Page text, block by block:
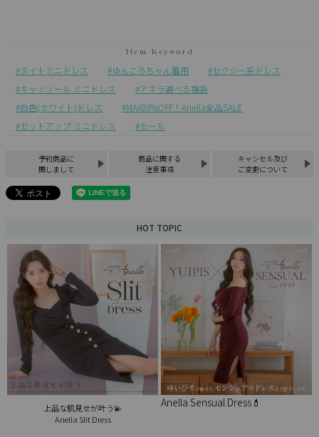
タイトミニドレス ゆんころちゃん着用
セクシー系ドレス
キャミソール ミニドレス
アネラ選べる福袋
白色(ホワイト)ドレス
MAX80%OFF！Anella全品SALE
セットアップ ミニドレス
セール
予約商品に
関しまして
商品に関する
注意事項
キャンセル及び
ご変更について
HOT TOPIC
上品な肌見せが叶う💫
Anella Slit Dress
Anella Sensual Dress💄